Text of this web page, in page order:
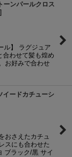
ーンパールクロス
]
ル】 ラグジュア
合わせて髪も煌め
お好みで合わせ
イードカチューシ
おさえたカチュ
スにも合わせた
ブラック/黒 サイ